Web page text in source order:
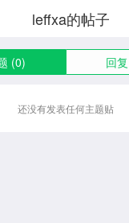
leffxa的帖子
(0) 回
还没有发表任何主题贴